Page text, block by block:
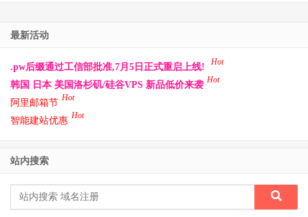
最新活动
.pw后缀通过工信部批准,7月5日正式重启上线! Hot
韩国 日本 美国洛杉矶/硅谷VPS 新品低价来袭 Hot
阿里邮箱节 Hot
智能建站优惠 Hot
站内搜索